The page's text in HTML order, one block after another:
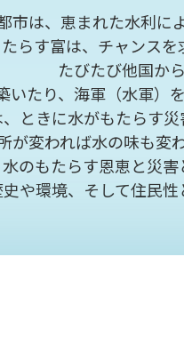
は、 恵まれた水利に
らす富は、チャンスを
たびたび他国か
たり、 海軍（水軍）
ときに水がもたらす
が変われば水の味も変
水のもたらす恩恵と災
や環境、そして住民性